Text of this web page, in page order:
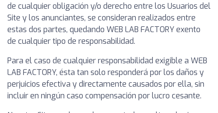
de cualquier obligación y/o derecho entre los Usuarios del
Site y los anunciantes, se consideran realizados entre
estas dos partes, quedando WEB LAB FACTORY exento
de cualquier tipo de responsabilidad.
Para el caso de cualquier responsabilidad exigible a WEB
LAB FACTORY, ésta tan solo responderá por los daños y
perjuicios efectiva y directamente causados por ella, sin
incluir en ningún caso compensación por lucro cesante.